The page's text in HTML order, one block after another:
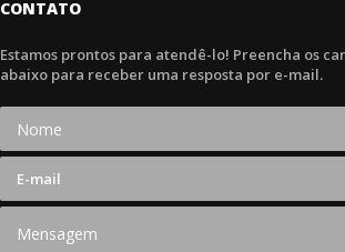
CONTATO
Estamos prontos para atendê-lo! Preencha os
abaixo para receber uma resposta por e-mail.